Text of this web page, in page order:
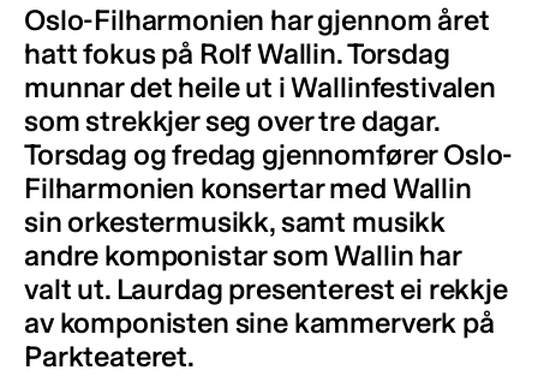
Oslo-Filharmonien har gjennom året
hatt fokus på Rolf Wallin. Torsdag
munnar det heile ut i Wallinfestivalen
som strekkjer seg over tre dagar.
Torsdag og fredag gjennomfører Oslo-
Filharmonien konsertar med Wallin
sin orkestermusikk, samt musikk
andre komponistar som Wallin har
valt ut. Laurdag presenterest ei rekkje
av komponisten sine kammerverk på
Parkteateret.